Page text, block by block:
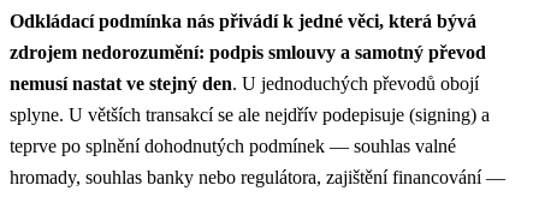
Odkládací podmínka nás přivádí k jedné věci, která bývá
zdrojem nedorozumění: podpis smlouvy a samotný převod
nemusí nastat ve stejný den. U jednoduchých převodů obojí
splyne. U větších transakcí se ale nejdřív podepisuje (signing) a
teprve po splnění dohodnutých podmínek — souhlas valné
hromady, souhlas banky nebo regulátora, zajištění financování —